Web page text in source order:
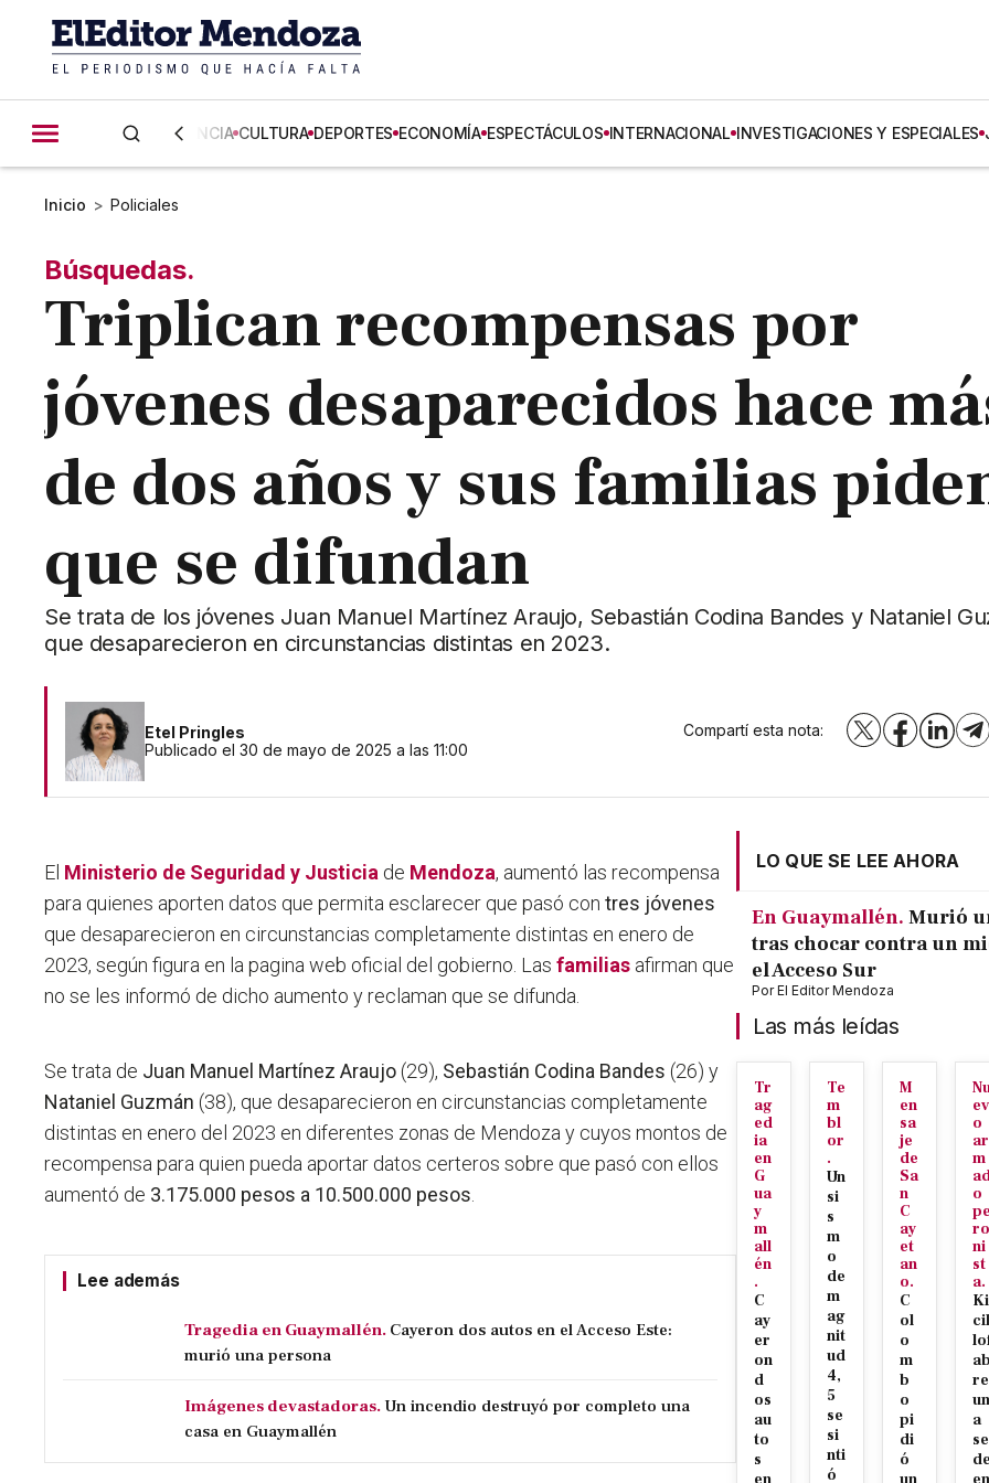
CIENCIA CULTURA DEPORTES ECONOMÍA ESPECTÁCULOS INTERNACIONAL INVESTIGACIONES Y ESPECIALES
Inicio > Policiales
Búsquedas.
Triplican recompensas por
jóvenes desaparecidos hace
de dos años y sus familias
que se difundan
Se trata de los jóvenes Juan Manuel Martínez Araujo, Sebastián Codina Bandes y Nataniel
que desaparecieron en circunstancias distintas en 2023.
Etel Pringles
Publicado el 30 de mayo de 2025 a las 11:00
Compartí esta nota: X Facebook
El Ministerio de Seguridad y Justicia de Mendoza, aumentó las recompensa
para quienes aporten datos que permita esclarecer que pasó con tres jóvenes
que desaparecieron en circunstancias completamente distintas en enero de
2023, según figura en la pagina web oficial del gobierno. Lasfamilias afirman que
no se les informó de dicho aumento y reclaman que se difunda.
Se trata de Juan Manuel Martínez Araujo (29), Sebastián Codina Bandes (26) y
Nataniel Guzmán (38), que desaparecieron en circunstancias completamente
distintas en enero del 2023 en diferentes zonas de Mendoza y cuyos montos de
recompensa para quien pueda aportar datos certeros sobre que pasó con ellos
aumentó de 3.175.000 pesos a 10.500.000 pesos
Lee además
Tragedia en Guaymallén. Cayeron dos autos en el Acceso Este:
murió una persona
Imágenes devastadoras. Un incendio destruyó por completo una
casa en Guaymallén
LO QUE SE LEE AHORA
En Guaymallén. Murió
tras chocar contra un
el Acceso Sur
PorEl Editor Mendoza
Las más leídas
Tr
ag
ed
ia
en
G
ua
y
m
all
én
.
C
ay
er
on
d
os
au
to
s
Te
m
bl
or
.
Un
si
s
m
o
de
m
ag
nit
ud
4,
5
se
si
nti
ó
M
en
sa
je
de
Sa
n
C
ay
et
an
o.
C
ol
o
m
b
o
pi
di
ó
ev
o
ar
m
o
pe
ro
ni
st
a.
Ki
cil
ab
re
un
a
se
de